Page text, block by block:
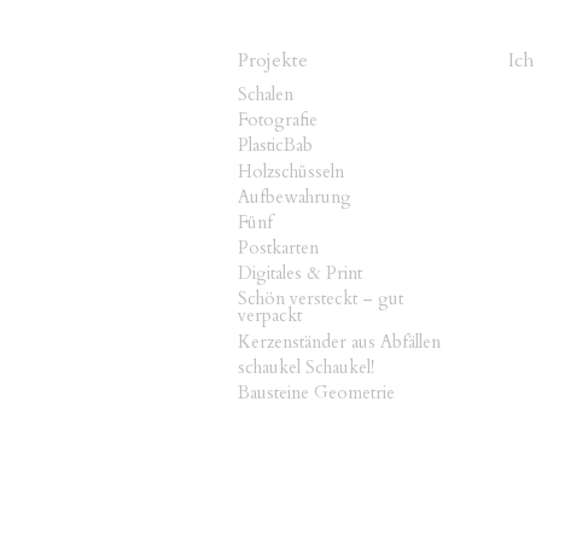
Projekte
Schalen
Fotografie
PlasticBab
Holzschüsseln
Aufbewahrung
Fünf
Postkarten
Digitales & Print
Schön versteckt – gut
verpackt
Kerzenständer aus Abfällen
schaukel Schaukel!
Bausteine Geometrie
Ich